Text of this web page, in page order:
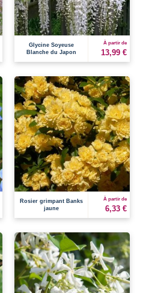
Glycine Soyeuse
Blanche du Japon
À partir de
13,99 €
Rosier grimpant Banks
jaune
À partir de
6,33 €